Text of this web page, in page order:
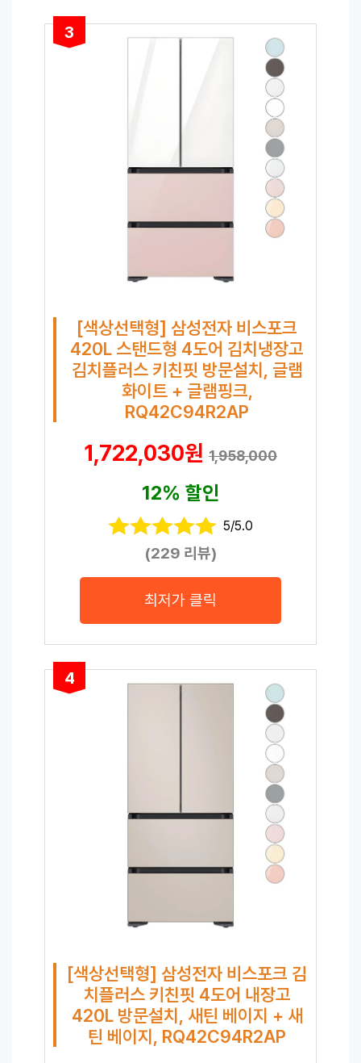
3
[색상선택형] 삼성전자 비스포크
420L 스탠드형 4도어 김치냉장고
김치플러스 키친핏 방문설치, 글램
화이트 + 글램핑크,
RQ42C94R2AP
1,722,030원 1,958,000
12% 할인
5/5.0
(229 리뷰)
최저가 클릭
4
[색상선택형] 삼성전자 비스포크 김
치플러스 키친핏 4도어 내장고
420L 방문설치, 새틴 베이지 + 새
틴 베이지, RQ42C94R2AP